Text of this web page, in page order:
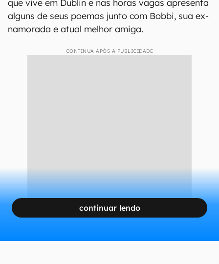
que vive em Dublin e nas horas vagas apresenta
alguns de seus poemas junto com Bobbi, sua ex-
namorada e atual melhor amiga.
CONTINUA APÓS A PUBLICIDADE
continuar lendo